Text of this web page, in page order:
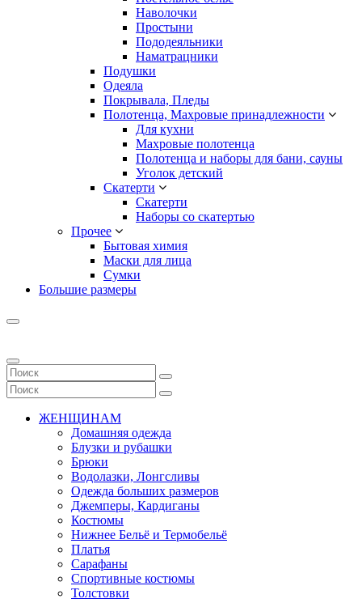
Наволочки
Простыни
Пододеяльники
Наматрацники
Подушки
Одеяла
Покрывала, Пледы
Полотенца, Махровые принадлежности
Для кухни
Махровые полотенца
Полотенца и наборы для бани, сауны
Уголок детский
Скатерти
Скатерти
Наборы со скатертью
Прочее
Бытовая химия
Маски для лица
Сумки
Большие размеры
ЖЕНЩИНАМ
Домашняя одежда
Блузки и рубашки
Брюки
Водолазки, Лонгсливы
Одежда больших размеров
Джемперы, Кардиганы
Костюмы
Нижнее Бельё и Термобельё
Платья
Сарафаны
Спортивные костюмы
Толстовки